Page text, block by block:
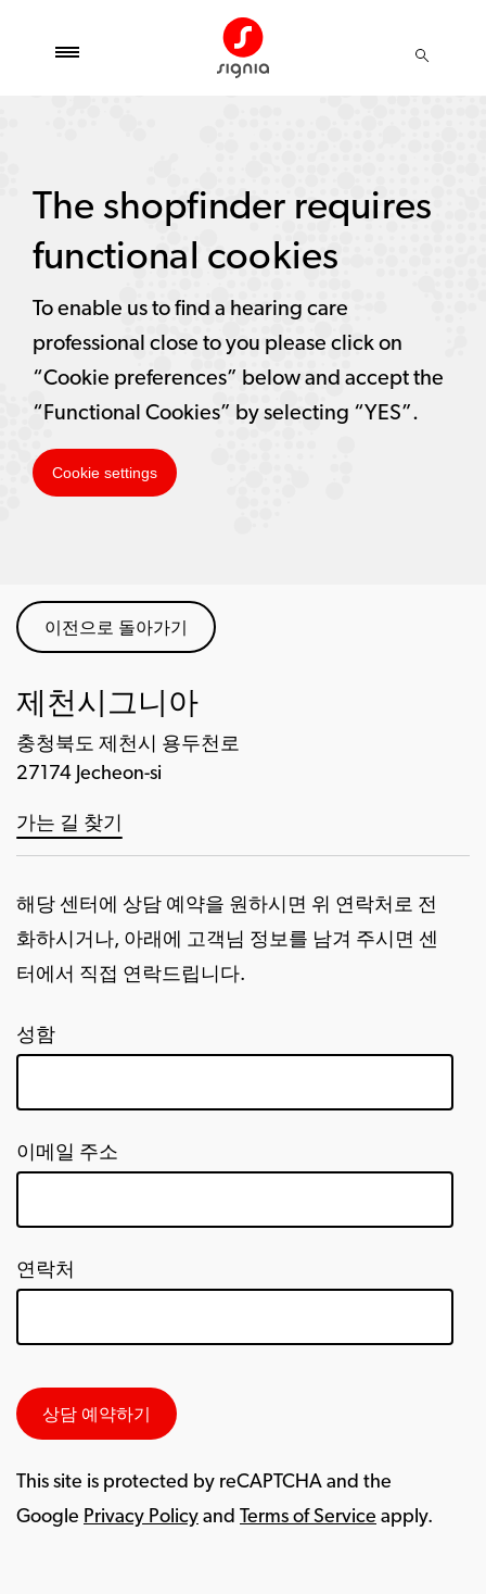
이전으로 돌아가기
제천시그니아
충청북도 제천시 용두천로
27174 Jecheon-si
가는 길 찾기
해당 센터에 상담 예약을 원하시면 위 연락처로 전
화하시거나, 아래에 고객님 정보를 남겨 주시면 센
터에서 직접 연락드립니다.
성함
이메일 주소
연락처
This site is protected by reCAPTCHA and the
Google Privacy Policy and Terms of Service apply.
The shopfinder requires
functional cookies
To enable us to find a hearing care
professional close to you please click on
“Cookie preferences” below and accept the
“Functional Cookies” by selecting “YES”.
Cookie settings